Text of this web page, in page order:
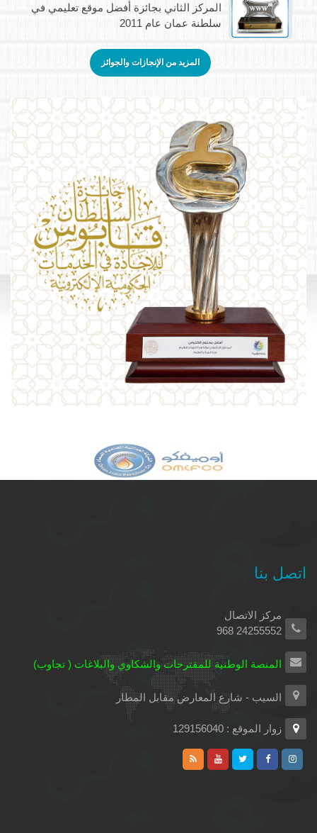
المركز الثاني بجائزة أفضل موقع تعليمي في
سلطنة عمان عام 2011
المزيد من الإنجازات والجوائز
اتصل بنا
مركز الاتصال
24255552 968
المنصة الوطنية للمقترحات والشكاوي والبلاغات ( تجاوب)
السيب - شارع المعارض مقابل المطار
زوار الموقع : 129156040